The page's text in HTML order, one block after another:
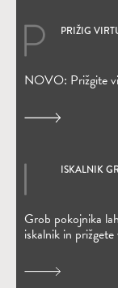
PRIŽIG
NOVO: Prižgite
(Odpre se v
ISKALNIK
Grob pokojnika
iskalnik in
(Odpre se v